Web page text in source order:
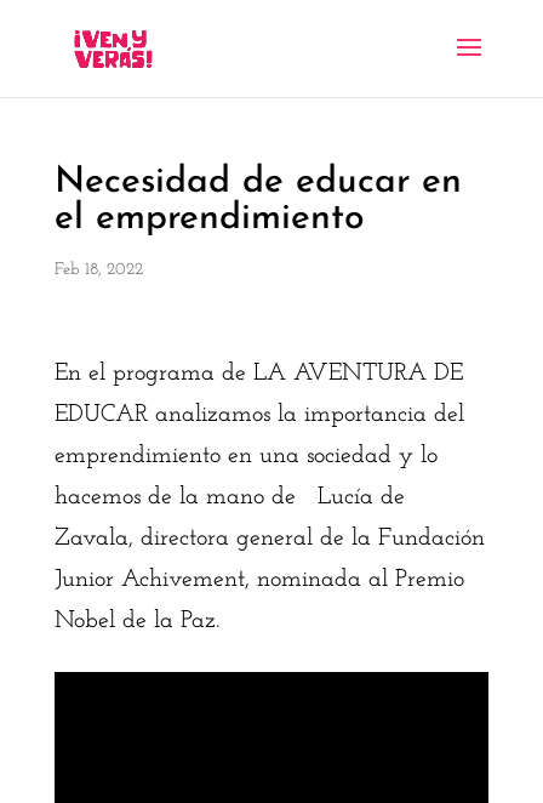
Necesidad de educar en
el emprendimiento
Feb 18, 2022
En el programa de LA AVENTURA DE
EDUCAR analizamos la importancia del
emprendimiento en una sociedad y lo
hacemos de la mano de Lucía de
Zavala, directora general de la Fundación
Junior Achivement, nominada al Premio
Nobel de la Paz.